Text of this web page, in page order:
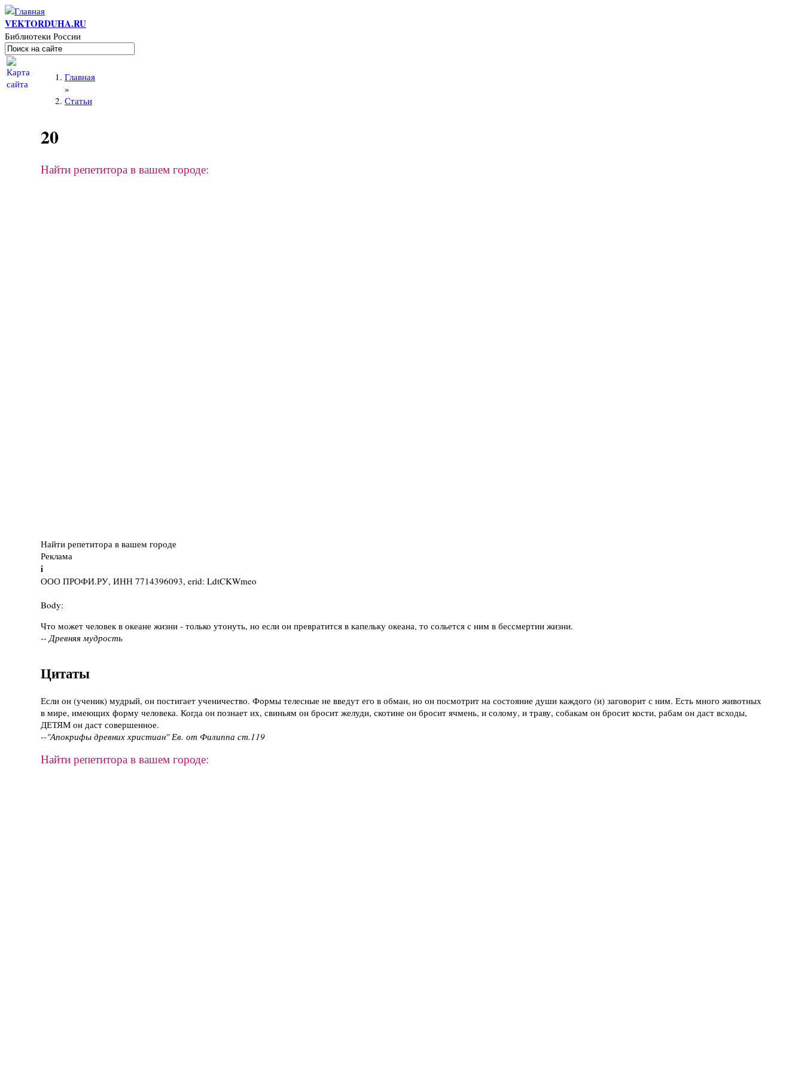
Перейти к основному содержанию
VEKTORDUHA.RU
Библиотеки России
Форма поиска
Поиск
Вы здесьГлавная
»
Статьи
20
Найти репетитора в вашем городе:
Найти репетитора в вашем городе
Реклама
i
ООО ПРОФИ.РУ, ИНН 7714396093, erid: LdtCKWmeo
Body:
Что может человек в океане жизни - только утонуть, но если он превратится в капельку океана, то сольется с ним в бессмертии жизни.
-- Древняя мудрость
Цитаты
Если он (ученик) мудрый, он постигает ученичество. Формы телесные не введут его в обман, но он посмотрит на состояние души каждого (и) заговорит с ним. Есть много животных
в мире, имеющих форму человека. Когда он познает их, свиньям он бросит желуди, скотине он бросит ячмень, и солому, и траву, собакам он бросит кости, рабам он даст всходы,
ДЕТЯМ он даст совершенное.
--"Апокрифы древних христиан" Ев. от Филиппа ст.119
Найти репетитора в вашем городе: